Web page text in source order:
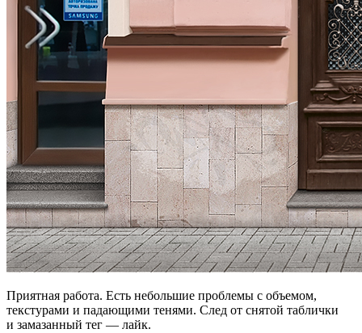
Приятная работа. Есть небольшие проблемы с объемом,
текстурами и падающими тенями. След от снятой таблички
и замазанный тег — лайк.